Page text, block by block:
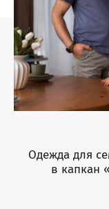
Одежда для
в капкан